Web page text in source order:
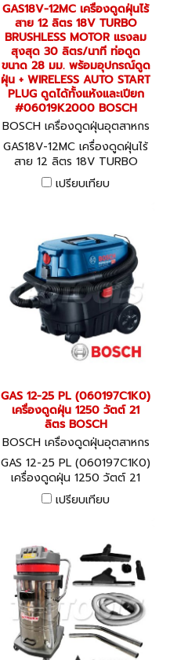
GAS18V-12MC เครื่องดูดฝุ่นไร้
สาย 12 ลิตร 18V TURBO
BRUSHLESS MOTOR แรงลม
สุงสุด 30 ลิตร/นาที ท่อดูด
ขนาด 28 มม. พร้อมอุปกรณ์ดูด
ฝุ่น + WIRELESS AUTO START
PLUG ดูดได้ทั้งแห้งและเปียก
#06019K2000 BOSCH
BOSCH เครื่องดูดฝุ่นอุตสาหกร
รม GAS18V-12MC (06019K2
000)
GAS18V-12MC เครื่องดูดฝุ่นไร้
สาย 12 ลิตร 18V TURBO
BRUSHLESS MOTOR แรงลม
สุงสุด 30 ลิตร/นาที ท่อดูด
START PLUG ดูดได้ทั้งแห้งและ
เปียก #06019K2000
BOSCH
เปรียบเทียบ
GAS 12-25 PL (060197C1K0)
เครื่องดูดฝุ่น 1250 วัตต์ 21
ลิตร BOSCH
BOSCH เครื่องดูดฝุ่นอุตสาหกร
รม GAS 12-25 PL (060197C1
K0)
GAS 12-25 PL (060197C1K0)
เครื่องดูดฝุ่น 1250 วัตต์ 21
ลิตร BOSCH กำลัง 1250 วัตต์
ขนาด 21 ลิตร รุ่นแรกที่มาพร้อม
เปรียบเทียบ